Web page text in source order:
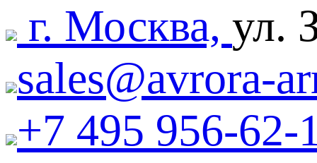
г. Москва, ул.
sales@avrora-
+7 495 956-62-